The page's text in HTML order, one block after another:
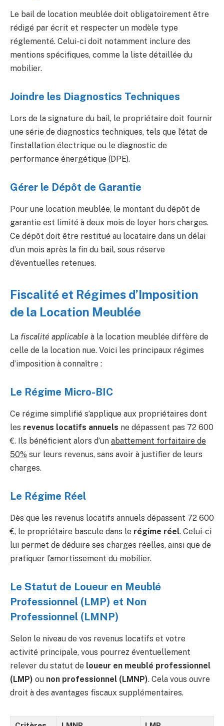
Le bail de location meublée doit obligatoirement être
rédigé par écrit et respecter un modèle type
réglementé. Celui-ci doit notamment inclure des
mentions spécifiques, comme la liste détaillée du
mobilier.
Joindre les Diagnostics Techniques
Lors de la signature du bail, le propriétaire doit fournir
une série de diagnostics techniques, tels que l’état de
l’installation électrique ou le diagnostic de
performance énergétique (DPE).
Gérer le Dépôt de Garantie
Pour une location meublée, le montant du dépôt de
garantie est limité à deux mois de loyer hors charges.
Ce dépôt doit être restitué au locataire dans un délai
d’un mois après la fin du bail, sous réserve
d’éventuelles retenues.
Fiscalité et Régimes d’Imposition
de la Location Meublée
La fiscalité applicable à la location meublée diffère de
celle de la location nue. Voici les principaux régimes
d’imposition à connaître :
Le Régime Micro-BIC
Ce régime simplifié s’applique aux propriétaires dont
les revenus locatifs annuels ne dépassent pas 72 600
€. Ils bénéficient alors d’un abattement forfaitaire de
50% sur leurs revenus, sans avoir à justifier de leurs
charges.
Le Régime Réel
Dès que les revenus locatifs annuels dépassent 72 600
€, le propriétaire bascule dans le régime réel. Celui-ci
lui permet de déduire ses charges réelles, ainsi que de
pratiquer l’amortissement du mobilier.
Le Statut de Loueur en Meublé
Professionnel (LMP) et Non
Professionnel (LMNP)
Selon le niveau de vos revenus locatifs et votre
activité principale, vous pourrez éventuellement
relever du statut de loueur en meublé professionnel
(LMP) ou non professionnel (LMNP). Cela vous ouvre
droit à des avantages fiscaux supplémentaires.